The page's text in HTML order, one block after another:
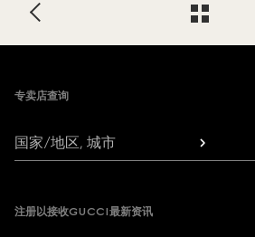
Footer
专卖店查询
国家/地区, 城市
注册以接收GUCCI最新资讯